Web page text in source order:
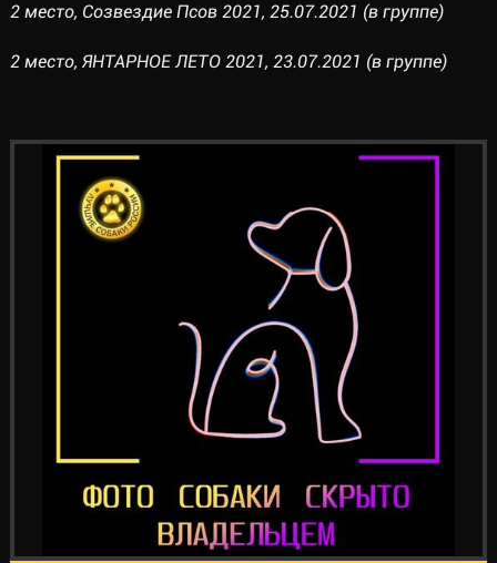
2 место, Созвездие Псов 2021, 25.07.2021 (в группе)
2 место, ЯНТАРНОЕ ЛЕТО 2021, 23.07.2021 (в группе)